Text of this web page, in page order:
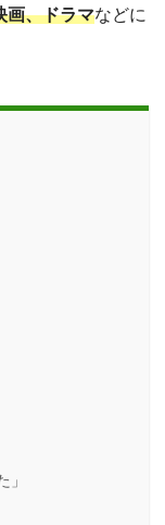
画、ドラマなどに
」